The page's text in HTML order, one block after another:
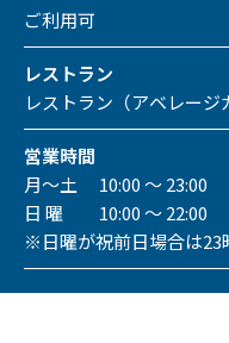
ご利用可
レストラン
レストラン（アベレージ
営業時間
月～土 10:00 ～ 23:00
日 曜 10:00 ～ 22:00
※日曜が祝前日場合は23